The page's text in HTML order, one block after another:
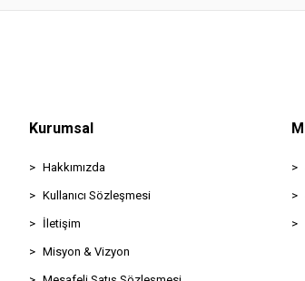
Kurumsal
Hakkımızda
Kullanıcı Sözleşmesi
İletişim
Misyon & Vizyon